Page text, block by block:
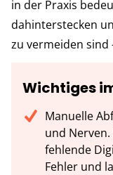
in der Praxis
dahinterstecken
zu vermeiden sind
Wichtiges
Manuelle
und
fehlende
Fehler und